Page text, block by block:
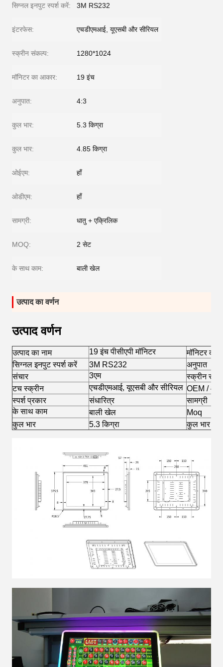
सिग्नल इनपुट स्पर्श करें: 3M RS232
इंटरफेस: एचडीएमआई, यूएसबी और सीरियल
स्क्रीन संकल्प: 1280*1024
मॉनिटर का आकार: 19 इंच
अनुपात: 4:3
कुल भार: 5.3 किग्रा
कुल भार: 4.85 किग्रा
ओईएम: हाँ
ओडीएम: हाँ
सामग्री: धातु + एक्रिलिक
MOQ: 2 सेट
के साथ काम: बाली खेल
उत्पाद का वर्णन
उत्पाद वर्णन
उत्पाद का नाम 19 इंच पीसीएपी मॉनिटर
मॉनिटर का
सिग्नल इनपुट स्पर्श करें
3M RS232
अनुपात
संचार
3एम
स्क्रीन
टच स्क्रीन
एचडीएमआई, यूएसबी और सीरियल OEM /
स्पर्श प्रकार
संधारित्र
सामग्री
के साथ काम
बाली खेल
Moq
कुल भार
5.3 किग्रा कुल भार